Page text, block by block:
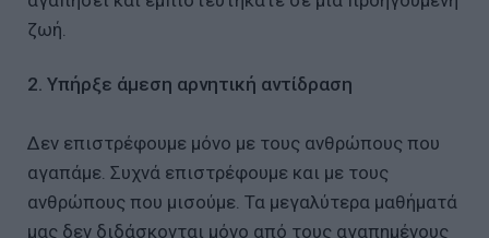
ζωή.
2. Υπήρξε άμεση αρνητική αντίδραση
Δεν επιστρέφουμε μόνο με τους ανθρώπους που
αγαπάμε. Συχνά επιστρέφουμε και με τους
ανθρώπους που μισούμε. Τα μεγαλύτερα μαθήματά
μας δεν διδάσκονται μόνο από τους αγαπημένους